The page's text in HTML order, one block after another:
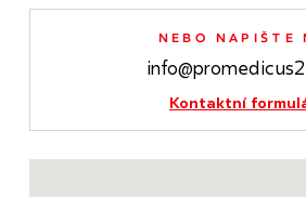
NEBO NAPIŠTE
Kontaktní